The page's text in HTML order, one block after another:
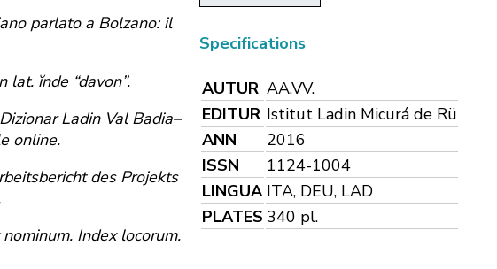
parlato a Bolzano: il
ĭnde “davon”.
Ladin Val Badia–
online.
des Projekts
Index locorum.
Specifications
AUTUR AA.VV.
EDITUR Istitut Ladin Micurá de Rü
ANN
2016
ISSN
1124-1004
LINGUA ITA, DEU, LAD
PLATES 340 pl.